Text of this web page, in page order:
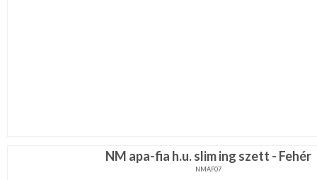
NM apa-fia h.u. slim ing szett - Fehér
NMAF07